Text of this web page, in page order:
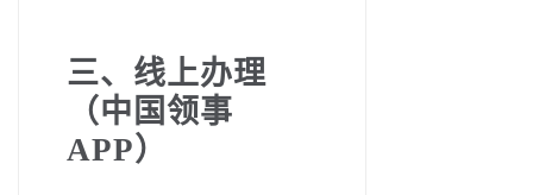
三、线上办理
（中国领事
APP）